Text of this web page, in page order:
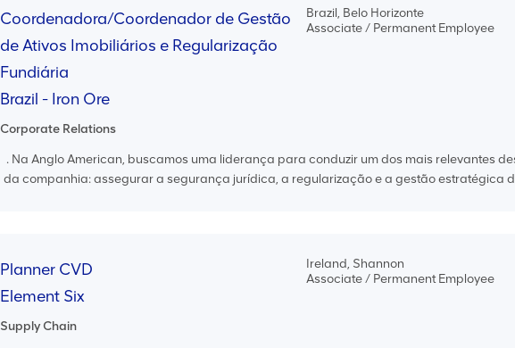
Coordenadora/Coordenador de Gestão
de Ativos Imobiliários e Regularização
Fundiária
Brazil - Iron Ore
Corporate Relations
Brazil, Belo Horizonte
Associate / Permanent Employee
. Na Anglo American, buscamos uma liderança para conduzir um dos mais relevantes
da companhia: assegurar a segurança jurídica, a regularização e a gestão estratégica
Planner CVD
Element Six
Supply Chain
Ireland, Shannon
Associate / Permanent Employee